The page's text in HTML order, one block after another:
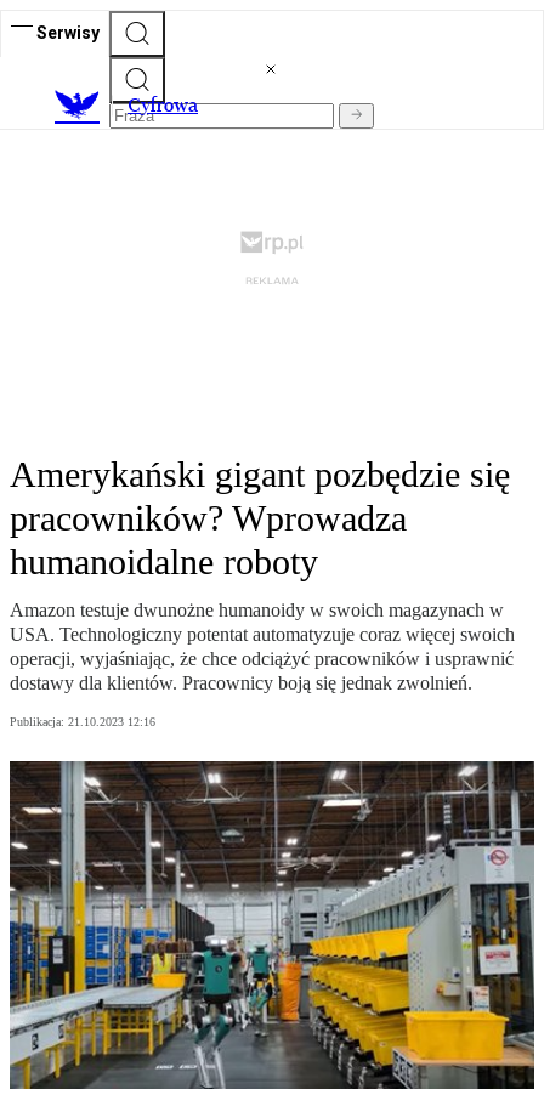
Serwisy
Cyfrowa
Amerykański gigant pozbędzie się
pracowników? Wprowadza
humanoidalne roboty
Amazon testuje dwunożne humanoidy w swoich magazynach w
USA. Technologiczny potentat automatyzuje coraz więcej swoich
operacji, wyjaśniając, że chce odciążyć pracowników i usprawnić
dostawy dla klientów. Pracownicy boją się jednak zwolnień.
Publikacja: 21.10.2023 12:16